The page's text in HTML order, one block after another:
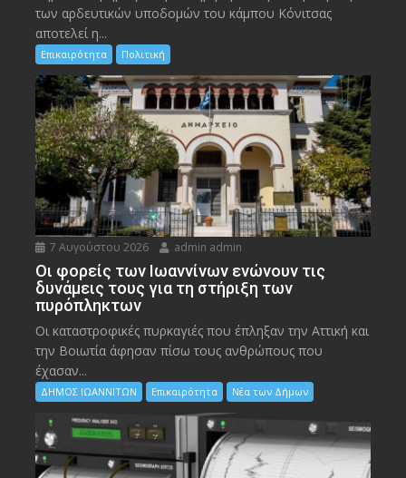
των αρδευτικών υποδομών του κάμπου Κόνιτσας
αποτελεί η...
Επικαιρότητα Πολιτική
7 Αυγούστου 2026 admin admin
Οι φορείς των Ιωαννίνων ενώνουν τις
δυνάμεις τους για τη στήριξη των
πυρόπληκτων
Οι καταστροφικές πυρκαγιές που έπληξαν την Αττική και
την Bοιωτία άφησαν πίσω τους ανθρώπους που
έχασαν...
ΔΗΜΟΣ ΙΩΑΝΝΙΤΩΝ Επικαιρότητα Νέα των Δήμων